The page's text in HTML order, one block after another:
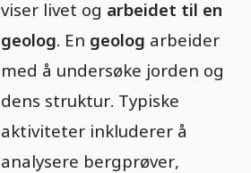
viser livet og arbeidet til en
geolog. En geolog arbeider
med å undersøke jorden og
dens struktur. Typiske
aktiviteter inkluderer å
analysere bergprøver,